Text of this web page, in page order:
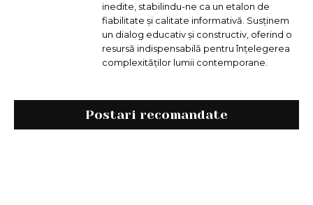
inedite, stabilindu-ne ca un etalon de
fiabilitate și calitate informativă. Susținem
un dialog educativ și constructiv, oferind o
resursă indispensabilă pentru înțelegerea
complexităților lumii contemporane.
Postari recomandate